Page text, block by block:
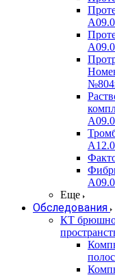
Еще
Обследования
КТ